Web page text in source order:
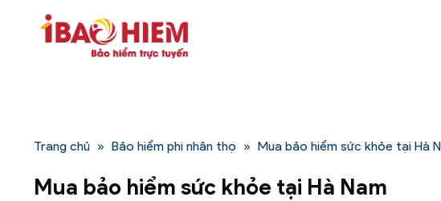
Trang chủ » Bảo hiểm phi nhân thọ » Mua bảo hiểm sức khỏe tại Hà
Mua bảo hiểm sức khỏe tại Hà Nam